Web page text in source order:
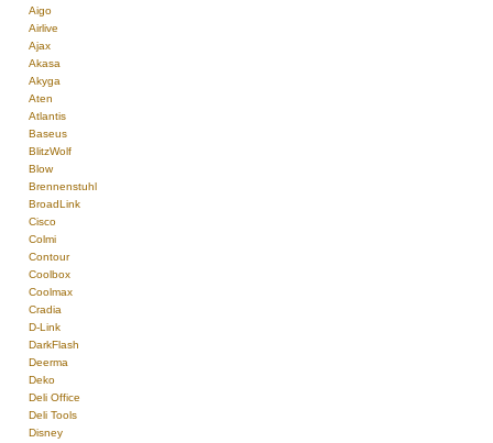
Aigo
Airlive
Ajax
Akasa
Akyga
Aten
Atlantis
Baseus
BlitzWolf
Blow
Brennenstuhl
BroadLink
Cisco
Colmi
Contour
Coolbox
Coolmax
Cradia
D-Link
DarkFlash
Deerma
Deko
Deli Office
Deli Tools
Disney